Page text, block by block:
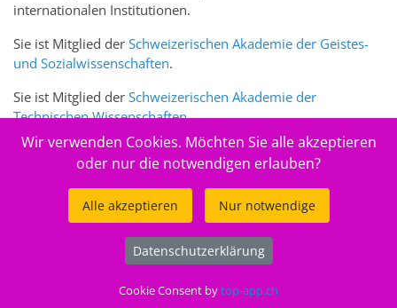
internationalen Institutionen.
Sie ist Mitglied der Schweizerischen Akademie der Geistes-
und Sozialwissenschaften.
Sie ist Mitglied der Schweizerischen Akademie der
Technischen Wissenschaften.
Sie ist zudem Mitglied des Schweizer Portalswww.sciences-
Stiftung Bibliothek Werner Oechslin
Wir verwenden Cookies. Möchten Sie alle akzeptieren
oder nur die notwendigen erlauben?
Alle akzeptieren Nur notwendige
Datenschutzerklärung
Cookie Consent bytop-app.ch